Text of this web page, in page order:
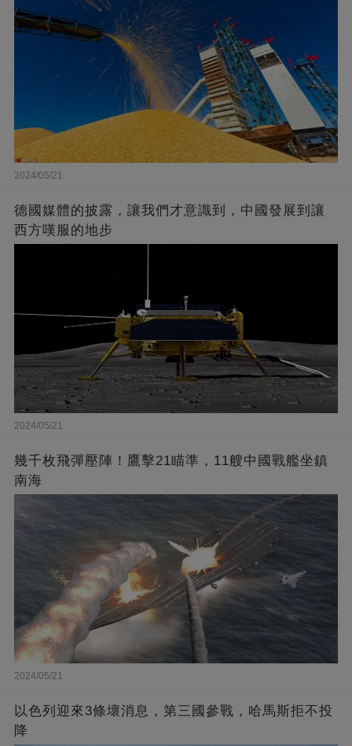
2024/05/21
德國媒體的披露，讓我們才意識到，中國發展到讓
西方嘆服的地步
2024/05/21
幾千枚飛彈壓陣！鷹擊21瞄準，11艘中國戰艦坐鎮
南海
2024/05/21
以色列迎來3條壞消息，第三國參戰，哈馬斯拒不投
降